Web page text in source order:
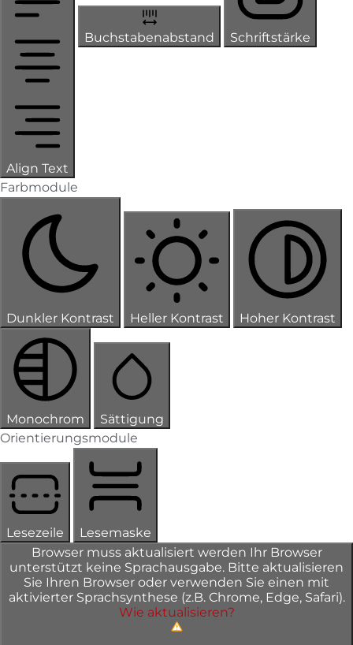
Align Text
Buchstabenabstand Schriftstärke
Farbmodule
Dunkler Kontrast Heller Kontrast Hoher Kontrast
Monochrom
Sättigung
Orientierungsmodule
Lesezeile
Lesemaske
Browser muss aktualisiert werden Ihr Browser
unterstützt keine Sprachausgabe. Bitte aktualisieren
Sie Ihren Browser oder verwenden Sie einen mit
aktivierter Sprachsynthese (z.B. Chrome, Edge, Safari).
Wie aktualisieren?